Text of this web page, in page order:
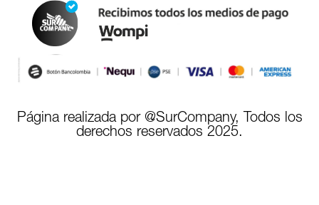
Página realizada por @SurCompany, Todos los
derechos reservados 2025.